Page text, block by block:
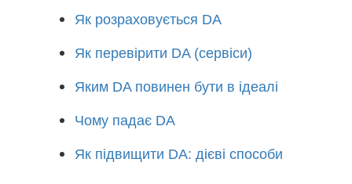
Як розраховується DA
Як перевірити DA (сервіси)
Яким DA повинен бути в ідеалі
Чому падає DA
Як підвищити DA: дієві способи